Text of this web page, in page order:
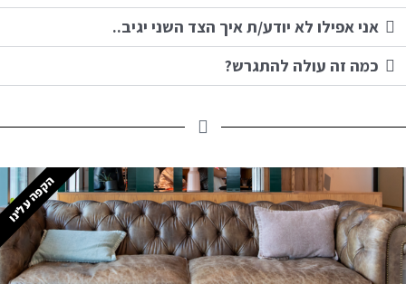
אני אפילו לא יודע/ת איך הצד השני יגיב..
כמה זה עולה להתגרש?
הקפה עלינו